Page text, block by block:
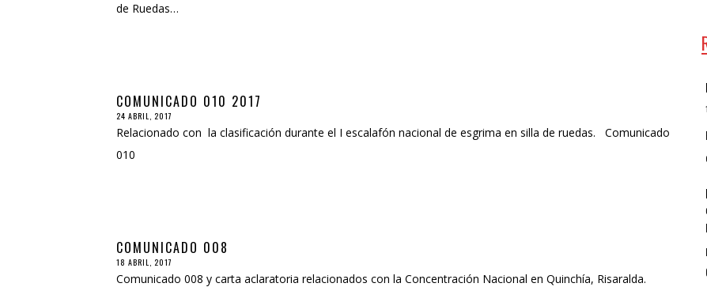
de Ruedas…
COMUNICADO 010 2017
24 ABRIL, 2017
Relacionado con la clasificación durante el I escalafón nacional de esgrima en silla de ruedas. Comunicado
010
COMUNICADO 008
18 ABRIL, 2017
Comunicado 008 y carta aclaratoria relacionados con la Concentración Nacional en Quinchía, Risaralda.